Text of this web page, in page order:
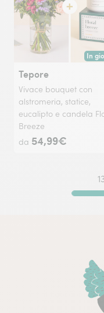
In
Tepore
Vivace bouquet con
alstromeria, statice,
eucalipto e candela
Breeze
da 54,99€